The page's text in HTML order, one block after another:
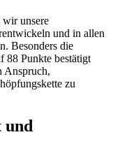
wir unsere
und in allen
Besonders die
88 Punkte bestätigt
Anspruch,
zu
und